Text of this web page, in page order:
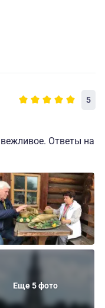
5
Ответы на
Еще 5 фото